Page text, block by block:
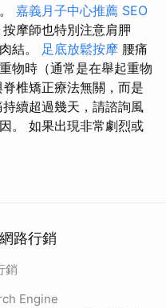
嘉義月子中心推薦 SEO
摩師也特別注意肩胛
結。 足底放鬆按摩 腰痛
物時（通常是在舉起重物
椎矯正療法無關，而是
續超過幾天，請諮詢風
。 如果出現非常劇烈或
路行銷
銷
Engine